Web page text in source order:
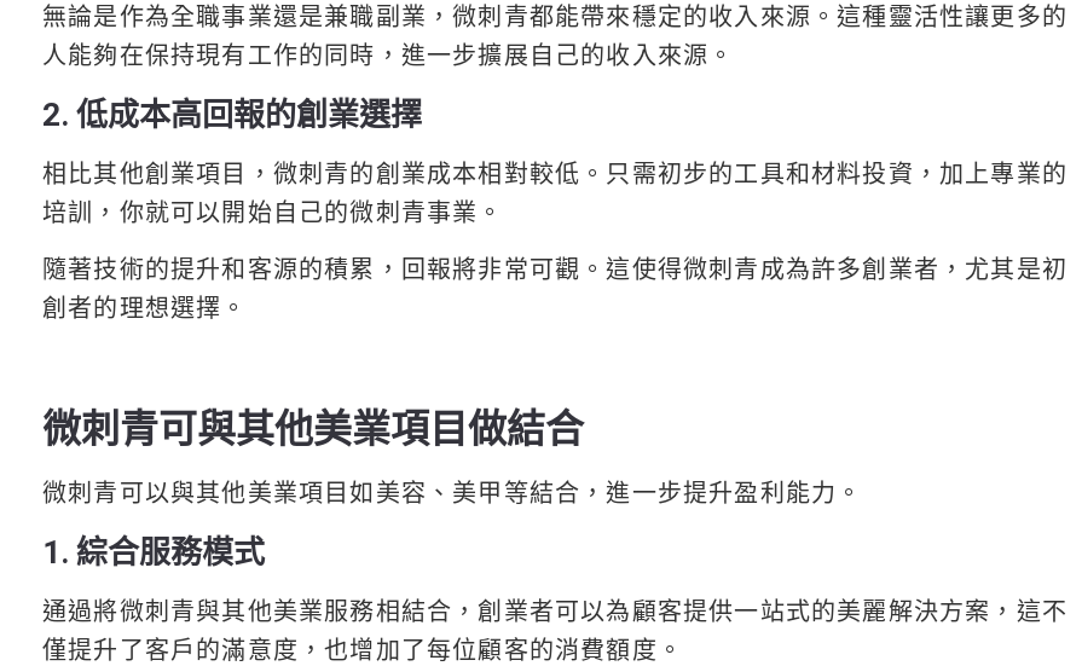
無論是作為全職事業還是兼職副業，微刺青都能帶來穩定的收入來源。這種靈活性讓更多的
人能夠在保持現有工作的同時，進一步擴展自己的收入來源。
2. 低成本高回報的創業選擇
相比其他創業項目，微刺青的創業成本相對較低。只需初步的工具和材料投資，加上專業的
培訓，你就可以開始自己的微刺青事業。
隨著技術的提升和客源的積累，回報將非常可觀。這使得微刺青成為許多創業者，尤其是初
創者的理想選擇。
微刺青可與其他美業項目做結合
微刺青可以與其他美業項目如美容、美甲等結合，進一步提升盈利能力。
1. 綜合服務模式
通過將微刺青與其他美業服務相結合，創業者可以為顧客提供一站式的美麗解決方案，這不
僅提升了客戶的滿意度，也增加了每位顧客的消費額度。